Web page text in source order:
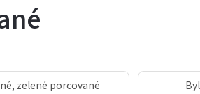
zelené porcované